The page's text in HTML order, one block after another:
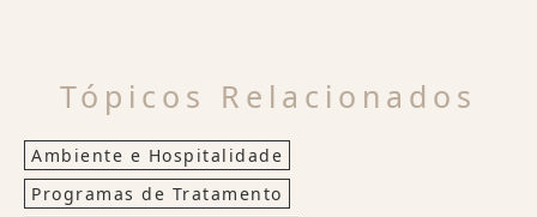
Tópicos Relacionados
Ambiente e Hospitalidade
Programas de Tratamento